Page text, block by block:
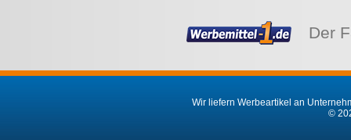
Der
Wir liefern Werbeartikel an
©